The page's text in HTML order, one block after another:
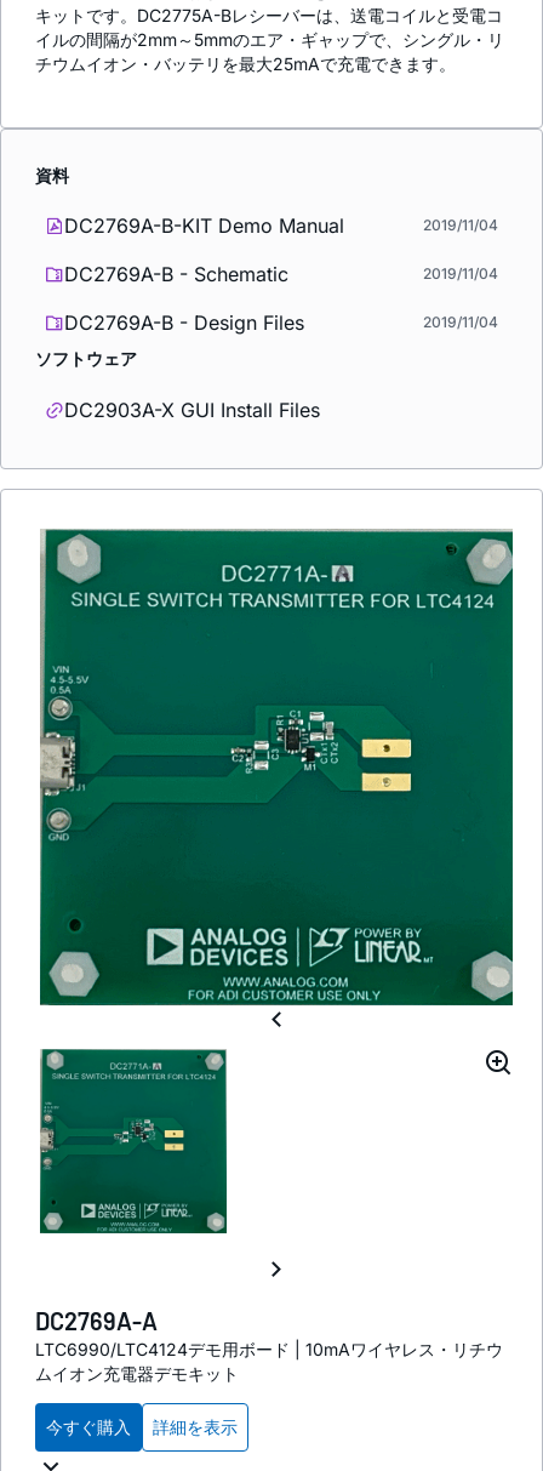
キットです。DC2775A-Bレシーバーは、送電コイルと受電コ
イルの間隔が2mm～5mmのエア・ギャップで、シングル・リ
チウムイオン・バッテリを最大25mAで充電できます。
資料
DC2769A-B-KIT Demo Manual 2019/11/04
DC2769A-B - Schematic 2019/11/04
DC2769A-B - Design Files 2019/11/04
ソフトウェア
DC2903A-X GUI Install Files
DC2769A-A
LTC6990/LTC4124デモ用ボード | 10mAワイヤレス・リチウ
ムイオン充電器デモキット
今すぐ購入 詳細を表示